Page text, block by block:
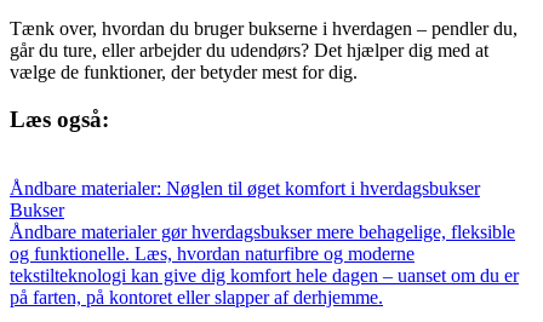
Tænk over, hvordan du bruger bukserne i hverdagen – pendler du,
går du ture, eller arbejder du udendørs? Det hjælper dig med at
vælge de funktioner, der betyder mest for dig.
Læs også:
Åndbare materialer: Nøglen til øget komfort i hverdagsbukser
Bukser
Åndbare materialer gør hverdagsbukser mere behagelige, fleksible
og funktionelle. Læs, hvordan naturfibre og moderne
tekstilteknologi kan give dig komfort hele dagen – uanset om du er
på farten, på kontoret eller slapper af derhjemme.